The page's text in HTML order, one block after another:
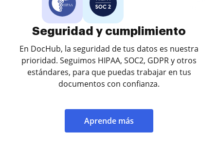
Seguridad y cumplimiento
En DocHub, la seguridad de tus datos es nuestra
prioridad. Seguimos HIPAA, SOC2, GDPR y otros
estándares, para que puedas trabajar en tus
documentos con confianza.
Aprende más